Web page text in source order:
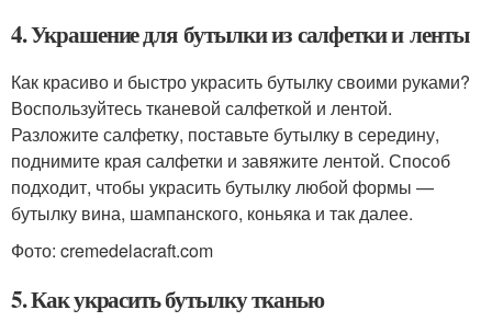
4. Украшение для бутылки из салфетки и ленты
Как красиво и быстро украсить бутылку своими руками?
Воспользуйтесь тканевой салфеткой и лентой.
Разложите салфетку, поставьте бутылку в середину,
поднимите края салфетки и завяжите лентой. Способ
подходит, чтобы украсить бутылку любой формы —
бутылку вина, шампанского, коньяка и так далее.
Фото: cremedelacraft.com
5. Как украсить бутылку тканью